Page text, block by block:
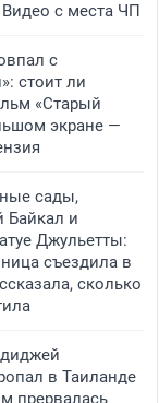
с места ЧП
с
стоит ли
«Старый
экране —
сады,
Байкал и
Джульетты:
съездила в
сколько
в Таиланде
прервалась